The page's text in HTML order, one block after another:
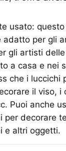
usato:
adatto per gli
gli artisti
a casa e nei
che i luccichi
il viso, i
Puoi anche
per decorare
e altri oggetti.